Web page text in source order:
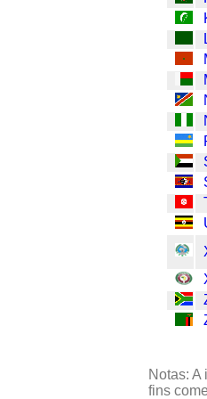
Notas:
fins